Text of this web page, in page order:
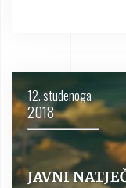
12. studenoga
2018
JAVNI